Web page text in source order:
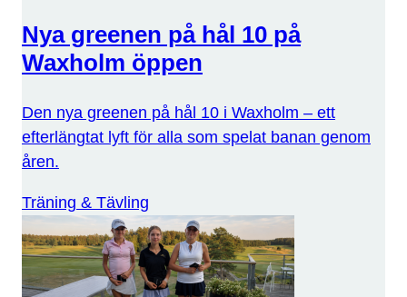
Nya greenen på hål 10 på
Waxholm öppen
Den nya greenen på hål 10 i Waxholm – ett
efterlängtat lyft för alla som spelat banan genom
åren.
Träning & Tävling